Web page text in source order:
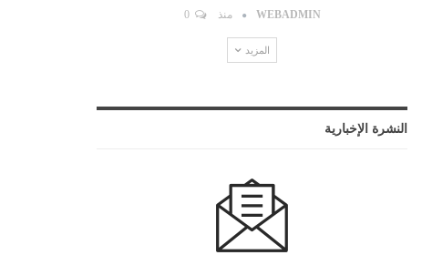
WEBADMIN منذ 0
المزيد
النشرة الإخبارية